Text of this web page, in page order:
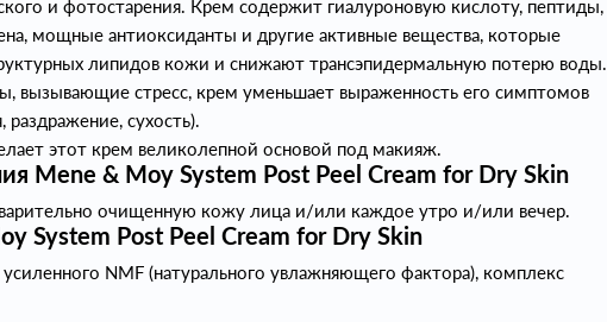
и фотостарения. Крем содержит гиалуроновую кислоту, пептиды,
мощные антиоксиданты и другие активные вещества, которые
липидов кожи и снижают трансэпидермальную потерю воды.
вызывающие стресс, крем уменьшает выраженность его симптомов
раздражение, сухость).
этот крем великолепной основой под макияж.
Mene & Moy System Post Peel Cream for Dry Skin
очищенную кожу лица и/или каждое утро и/или вечер.
System Post Peel Cream for Dry Skin
NMF (натурального увлажняющего фактора), комплекс